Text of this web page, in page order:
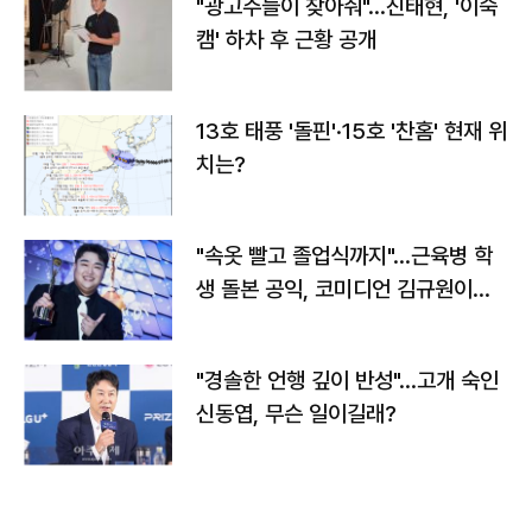
"광고주들이 찾아줘"…진태현, '이숙
캠' 하차 후 근황 공개
13호 태풍 '돌핀'·15호 '찬홈' 현재 위
치는?
"속옷 빨고 졸업식까지"…근육병 학
생 돌본 공익, 코미디언 김규원이었
"경솔한 언행 깊이 반성"…고개 숙인
신동엽, 무슨 일이길래?